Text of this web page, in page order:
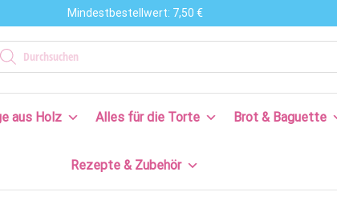
Mindestbestellwert: 7,50 €
search
aus Holz Alles für die Torte Brot & Baguette
Rezepte & Zubehör